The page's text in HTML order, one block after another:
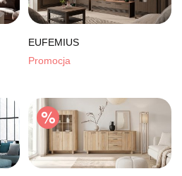
EUFEMIUS
Promocja